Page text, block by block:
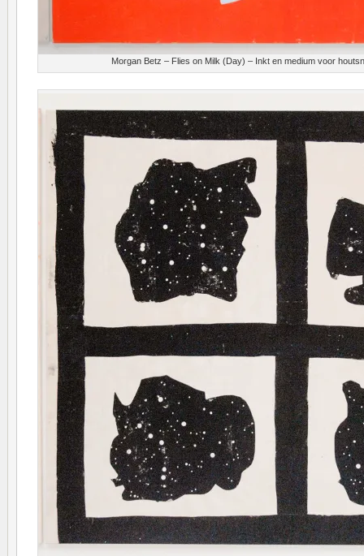
Morgan Betz – Flies on Milk (Day) – Inkt en medium voor